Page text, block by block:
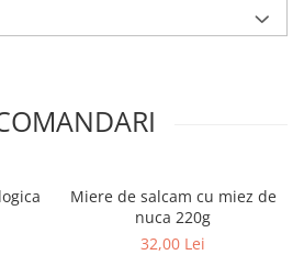
Miere de salcam cu miez de
nuca 220g
32,00 Lei